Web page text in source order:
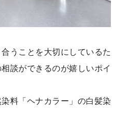
うことを大切にしているた
談ができるのが嬉しいポイ
料「ヘナカラー」の白髪染